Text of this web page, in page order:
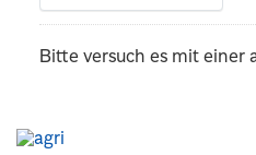
Bitte versuch es mit einer